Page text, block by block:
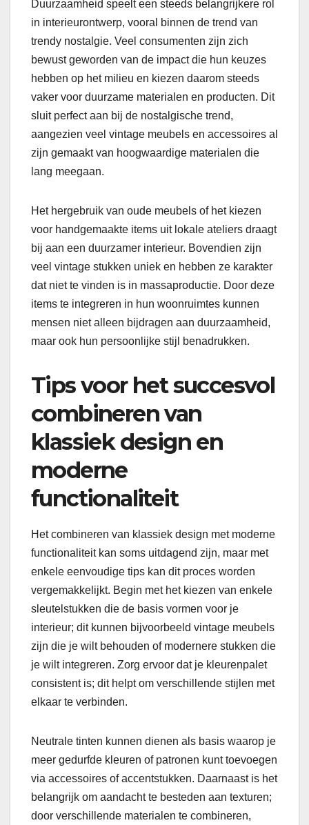
Duurzaamheid speelt een steeds belangrijkere rol
in interieurontwerp, vooral binnen de trend van
trendy nostalgie. Veel consumenten zijn zich
bewust geworden van de impact die hun keuzes
hebben op het milieu en kiezen daarom steeds
vaker voor duurzame materialen en producten. Dit
sluit perfect aan bij de nostalgische trend,
aangezien veel vintage meubels en accessoires al
zijn gemaakt van hoogwaardige materialen die
lang meegaan.
Het hergebruik van oude meubels of het kiezen
voor handgemaakte items uit lokale ateliers draagt
bij aan een duurzamer interieur. Bovendien zijn
veel vintage stukken uniek en hebben ze karakter
dat niet te vinden is in massaproductie. Door deze
items te integreren in hun woonruimtes kunnen
mensen niet alleen bijdragen aan duurzaamheid,
maar ook hun persoonlijke stijl benadrukken.
Tips voor het succesvol
combineren van
klassiek design en
moderne
functionaliteit
Het combineren van klassiek design met moderne
functionaliteit kan soms uitdagend zijn, maar met
enkele eenvoudige tips kan dit proces worden
vergemakkelijkt. Begin met het kiezen van enkele
sleutelstukken die de basis vormen voor je
interieur; dit kunnen bijvoorbeeld vintage meubels
zijn die je wilt behouden of modernere stukken die
je wilt integreren. Zorg ervoor dat je kleurenpalet
consistent is; dit helpt om verschillende stijlen met
elkaar te verbinden.
Neutrale tinten kunnen dienen als basis waarop je
meer gedurfde kleuren of patronen kunt toevoegen
via accessoires of accentstukken. Daarnaast is het
belangrijk om aandacht te besteden aan texturen;
door verschillende materialen te combineren,